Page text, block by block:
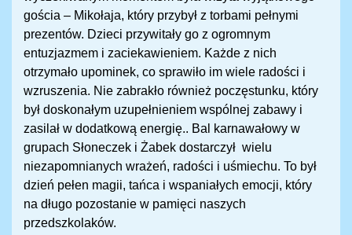
gościa – Mikołaja, który przybył z torbami pełnymi
prezentów. Dzieci przywitały go z ogromnym
entuzjazmem i zaciekawieniem. Każde z nich
otrzymało upominek, co sprawiło im wiele radości i
wzruszenia. Nie zabrakło również poczęstunku, który
był doskonałym uzupełnieniem wspólnej zabawy i
zasilał w dodatkową energię.. Bal karnawałowy w
grupach Słoneczek i Żabek dostarczył wielu
niezapomnianych wrażeń, radości i uśmiechu. To był
dzień pełen magii, tańca i wspaniałych emocji, który
na długo pozostanie w pamięci naszych
przedszkolaków.